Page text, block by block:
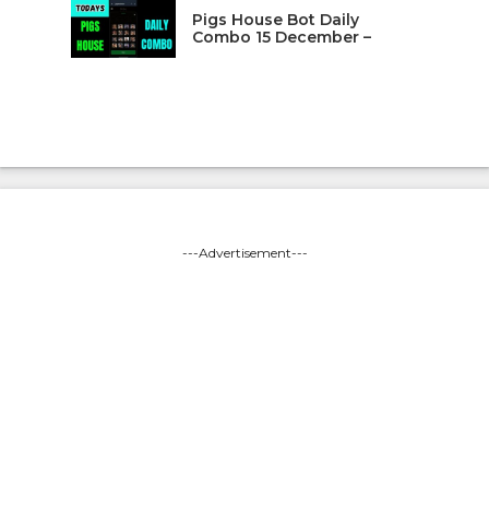
Pigs House Bot Daily
Combo 15 December –
---Advertisement---